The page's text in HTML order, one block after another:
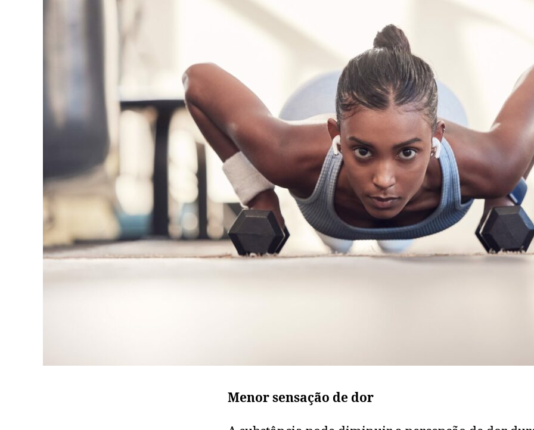
Menor sensação de dor